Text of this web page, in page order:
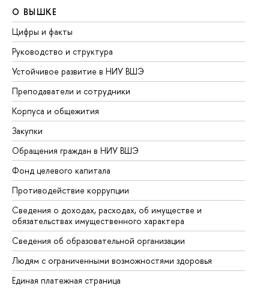
О ВЫШКЕ
Цифры и факты
Руководство и структура
Устойчивое развитие в НИУ ВШЭ
Преподаватели и сотрудники
Корпуса и общежития
Закупки
Обращения граждан в НИУ ВШЭ
Фонд целевого капитала
Противодействие коррупции
Сведения о доходах, расходах, об имуществе и
обязательствах имущественного характера
Сведения об образовательной организации
Людям с ограниченными возможностями здоровья
Единая платежная страница